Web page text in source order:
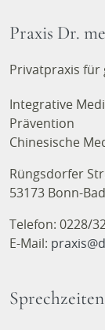
Praxis Dr.
Privatpraxis für
Integrative
Prävention
Chinesische
Rüngsdorfer
53173 Bonn-
Telefon: 0228/
E-Mail:
Sprechzeiten